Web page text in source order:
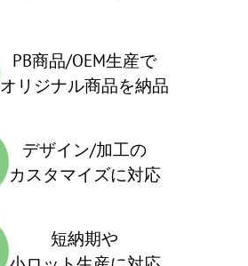
PB商品/OEM生産で
オリジナル商品を納品
デザイン/加工の
カスタマイズに対応
短納期や